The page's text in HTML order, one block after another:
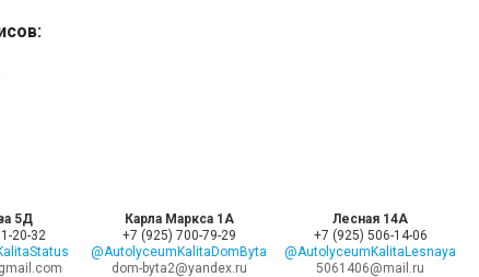
5Д
20-32
Карла Маркса 1А
+7 (925) 700-79-29
@AutolyceumKalitaDomByta
dom-byta2@yandex.ru
Лесная 14А
+7 (925) 506-14-06
@AutolyceumKalitaLesnaya
5061406@mail.ru